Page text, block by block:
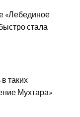
«Лебединое
стала
таких
Мухтара»